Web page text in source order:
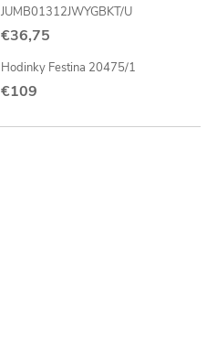
JUMB01312JWYGBKT/U
€36,75
Hodinky Festina 20475/1
€109